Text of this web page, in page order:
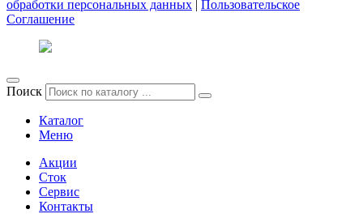
обработки персональных данных | Пользовательское
Соглашение
Поиск
Каталог
Меню
Акции
Сток
Сервис
Контакты